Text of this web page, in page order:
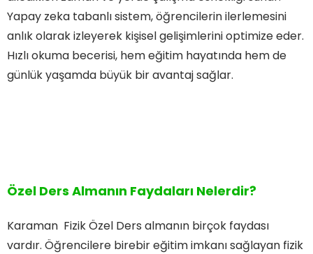
Yapay zeka tabanlı sistem, öğrencilerin ilerlemesini
anlık olarak izleyerek kişisel gelişimlerini optimize eder.
Hızlı okuma becerisi, hem eğitim hayatında hem de
günlük yaşamda büyük bir avantaj sağlar.
Özel Ders Almanın Faydaları Nelerdir?
Karaman Fizik Özel Ders almanın birçok faydası
vardır. Öğrencilere birebir eğitim imkanı sağlayan fizik